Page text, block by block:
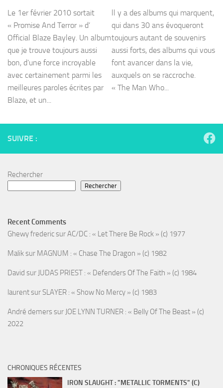
Le 1er février 2010 sortait
« Promise And Terror » d’
Official Blaze Bayley. Un album
que je trouve toujours aussi
bon, d’une force incroyable
avec certainement parmi les
meilleures paroles écrites par
Blaze, et un...
ll y a des albums qui marquent,
qui dans 30 ans évoqueront
toujours autant de souvenirs
aussi forts, des albums qui vous
font avancer dans la vie,
auxquels on se raccroche.
« The Man Who...
SUIVRE :
Rechercher
Rechercher
Recent Comments
Ghewy fredericsurAC/DC : « Let There Be Rock » (c) 1977
Maliksur MAGNUM : « Chase The Dragon » (c) 1982
David sur JUDAS PRIEST : « Defenders Of The Faith » (c) 1984
laurentsur SLAYER : « Show No Mercy » (c) 1983
André demerssur JOE LYNN TURNER : « Belly Of The Beast » (c)
2022
CHRONIQUES RÉCENTES
IRON SLAUGHT : "METALLIC TORMENTS" (C)